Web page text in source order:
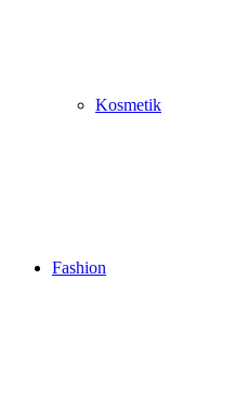
Kosmetik
Fashion